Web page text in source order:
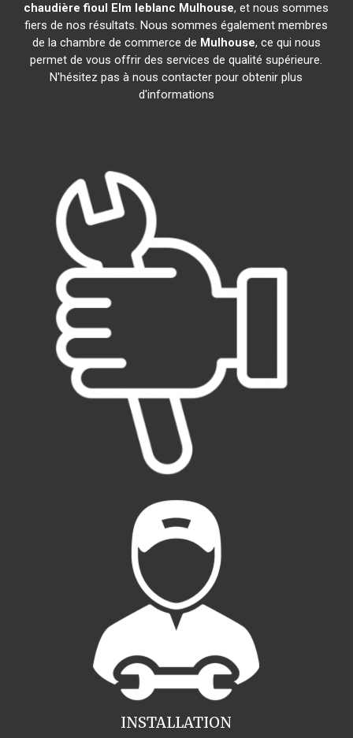
chaudière fioul Elm leblanc Mulhouse, et nous sommes
fiers de nos résultats. Nous sommes également membres
de la chambre de commerce de Mulhouse, ce qui nous
permet de vous offrir des services de qualité supérieure.
N'hésitez pas à nous contacter pour obtenir plus
d'informations
INSTALLATION